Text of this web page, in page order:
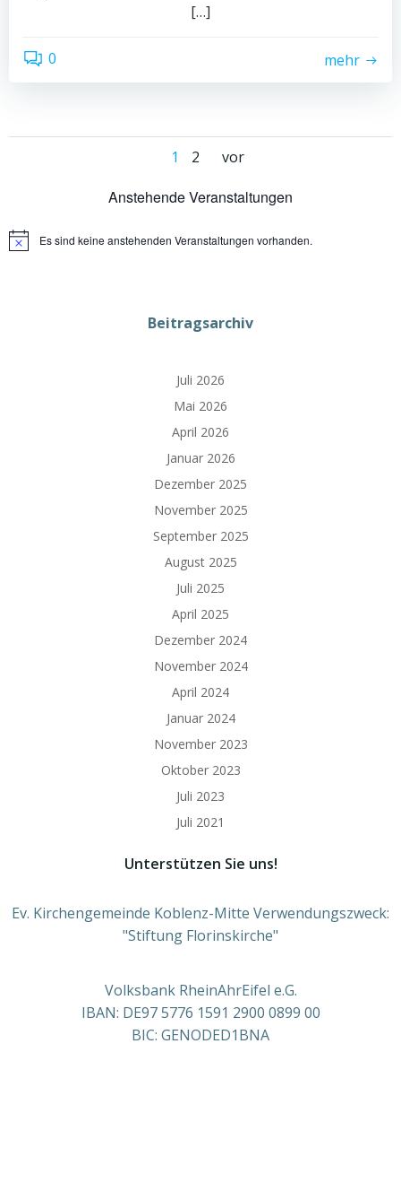
[…]
0 mehr
Posts
navigation
Page
1 Page
2
Posts
navigation
vor
Anstehende Veranstaltungen
HinweisEs sind keine anstehenden Veranstaltungen vorhanden.
Beitragsarchiv
Juli 2026
Mai 2026
April 2026
Januar 2026
Dezember 2025
November 2025
September 2025
August 2025
Juli 2025
April 2025
Dezember 2024
November 2024
April 2024
Januar 2024
November 2023
Oktober 2023
Juli 2023
Juli 2021
Unterstützen Sie uns!
Ev. Kirchengemeinde Koblenz-Mitte Verwendungszweck:
"Stiftung Florinskirche"
Volksbank RheinAhrEifel e.G.
IBAN: DE97 5776 1591 2900 0899 00
BIC: GENODED1BNA